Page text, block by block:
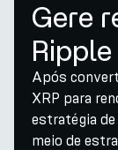
Gere
Após
XRP para
estratégia
meio de